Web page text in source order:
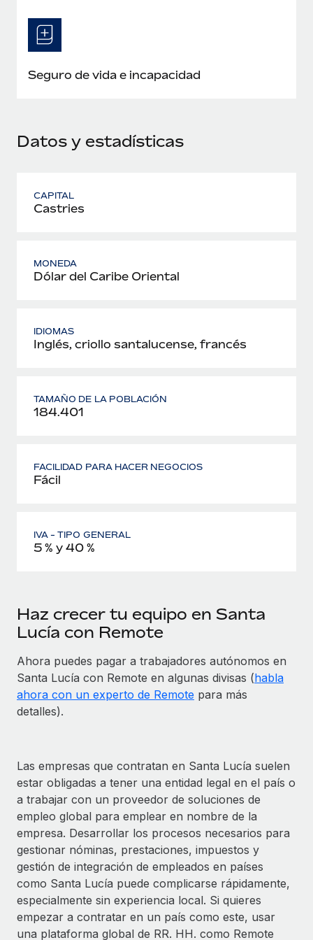
Seguro de vida e incapacidad
Datos y estadísticas
CAPITAL
Castries
MONEDA
Dólar del Caribe Oriental
IDIOMAS
Inglés, criollo santalucense, francés
TAMAÑO DE LA POBLACIÓN
184.401
FACILIDAD PARA HACER NEGOCIOS
Fácil
IVA - TIPO GENERAL
5 % y 40 %
Haz crecer tu equipo en Santa
Lucía con Remote
Ahora puedes pagar a trabajadores autónomos en
Santa Lucía con Remote en algunas divisas (habla
ahora con un experto de Remote para más
detalles).
Las empresas que contratan en Santa Lucía suelen
estar obligadas a tener una entidad legal en el país o
a trabajar con un proveedor de soluciones de
empleo global para emplear en nombre de la
empresa. Desarrollar los procesos necesarios para
gestionar nóminas, prestaciones, impuestos y
gestión de integración de empleados en países
como Santa Lucía puede complicarse rápidamente,
especialmente sin experiencia local. Si quieres
empezar a contratar en un país como este, usar
una plataforma global de RR. HH. como Remote